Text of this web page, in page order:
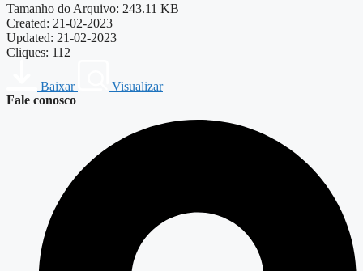
Tamanho do Arquivo: 243.11 KB
Created: 21-02-2023
Updated: 21-02-2023
Cliques: 112
Baixar
Visualizar
Fale conosco